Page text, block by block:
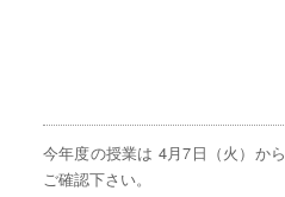
今年度の授業は 4月7日（火）か
ご確認下さい。